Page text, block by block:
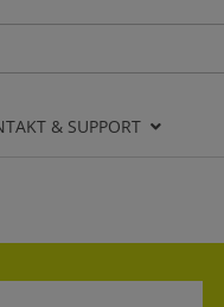
& SUPPORT